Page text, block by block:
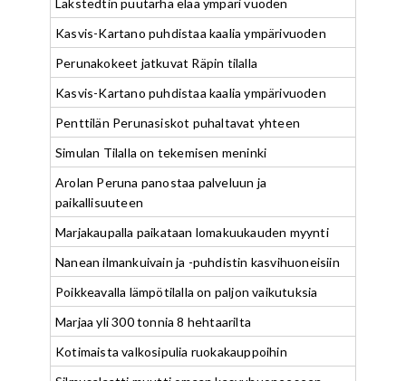
Lakstedtin puutarha elää ympäri vuoden
Kasvis-Kartano puhdistaa kaalia ympärivuoden
Perunakokeet jatkuvat Räpin tilalla
Kasvis-Kartano puhdistaa kaalia ympärivuoden
Penttilän Perunasiskot puhaltavat yhteen
Simulan Tilalla on tekemisen meninki
Arolan Peruna panostaa palveluun ja
paikallisuuteen
Marjakaupalla paikataan lomakuukauden myynti
Nanean ilmankuivain ja -puhdistin kasvihuoneisiin
Poikkeavalla lämpötilalla on paljon vaikutuksia
Marjaa yli 300 tonnia 8 hehtaarilta
Kotimaista valkosipulia ruokakauppoihin